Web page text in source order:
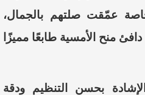
عمّقت صلتهم بالجمال،
منح الأمسية طابعًا مميزًا
بحسن التنظيم ودقة